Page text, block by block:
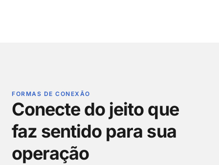
FORMAS DE CONEXÃO
Conecte do jeito que
faz sentido para sua
operação